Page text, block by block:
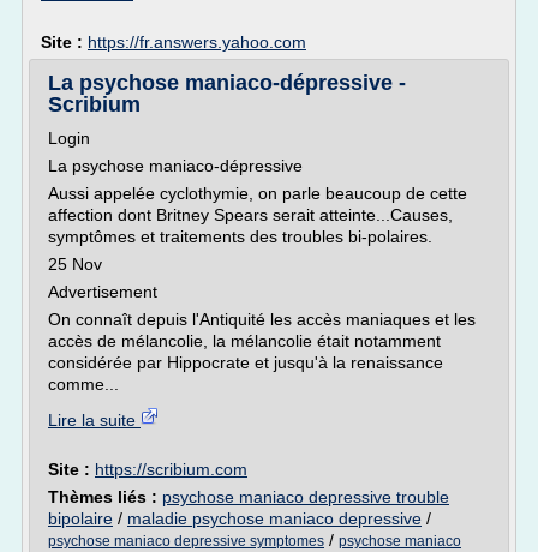
Site : https://fr.answers.yahoo.com
La psychose maniaco-dépressive -
Scribium
Login
La psychose maniaco-dépressive
Aussi appelée cyclothymie, on parle beaucoup de cette
affection dont Britney Spears serait atteinte...Causes,
symptômes et traitements des troubles bi-polaires.
25 Nov
Advertisement
On connaît depuis l'Antiquité les accès maniaques et les
accès de mélancolie, la mélancolie était notamment
considérée par Hippocrate et jusqu'à la renaissance
comme...
Lire la suite
Site : https://scribium.com
Thèmes liés : psychose maniaco depressive trouble
bipolaire / maladie psychose maniaco depressive /
psychose maniaco depressive symptomes / psychose maniaco